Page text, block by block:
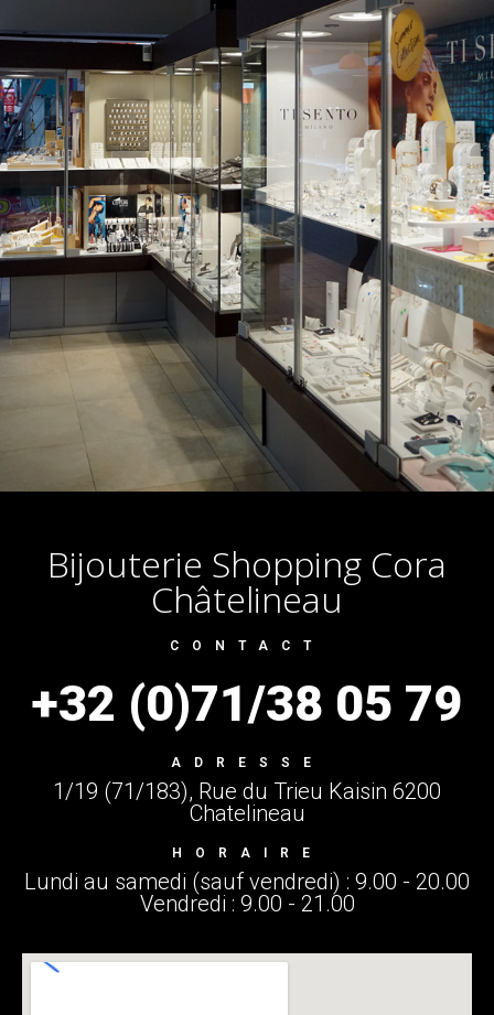
Bijouterie Shopping Cora
Châtelineau
CONTACT
+32 (0)71/38 05 79
ADRESSE
1/19 (71/183), Rue du Trieu Kaisin 6200
Chatelineau
HORAIRE
Lundi au samedi (sauf vendredi) : 9.00 - 20.00
Vendredi : 9.00 - 21.00